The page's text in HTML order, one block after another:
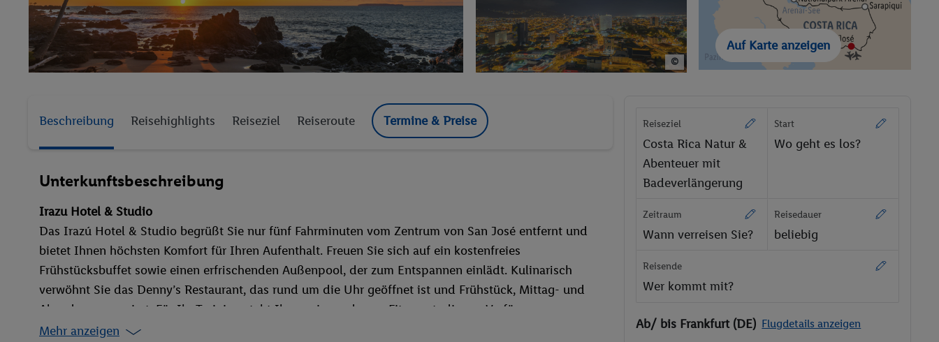
©
Auf Karte anzeigen
Beschreibung Reisehighlights Reiseziel Reiseroute Termine & Preise
Unterkunftsbeschreibung
Irazu Hotel & Studio
Das Irazú Hotel & Studio begrüßt Sie nur fünf Fahrminuten vom Zentrum von San José entfernt und
bietet Ihnen höchsten Komfort für Ihren Aufenthalt. Freuen Sie sich auf ein kostenfreies
Frühstücksbuffet sowie einen erfrischenden Außenpool, der zum Entspannen einlädt. Kulinarisch
verwöhnt Sie das Denny’s Restaurant, das rund um die Uhr geöffnet ist und Frühstück, Mittag- und
Abendessen serviert. Für Ihr Training steht Ihnen ein modernes Fitnessstudio zur Verfügung.
Mehr anzeigen
Reiseziel
Costa Rica Natur &
Abenteuer mit
Badeverlängerung
Start
Wo geht es los?
Zeitraum
Wann verreisen Sie?
Reisedauer
beliebig
Reisende
Wer kommt mit?
Ab/ bis Frankfurt (DE) Flugdetails anzeigen